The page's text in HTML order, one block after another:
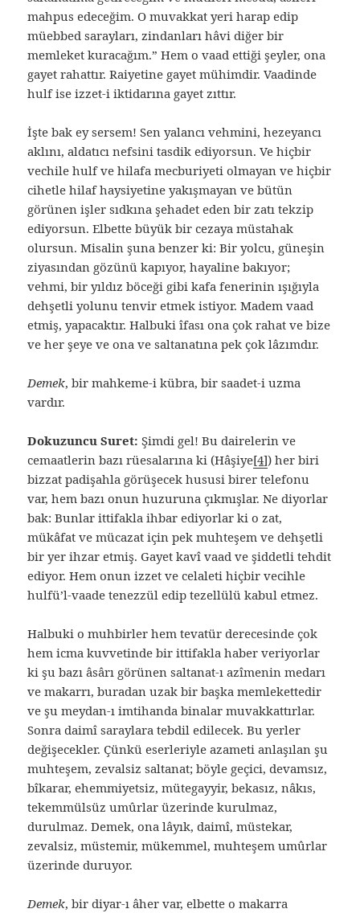
mahpus edeceğim. O muvakkat yeri harap edip
müebbed sarayları, zindanları hâvi diğer bir
memleket kuracağım.” Hem o vaad ettiği şeyler, ona
gayet rahattır. Raiyetine gayet mühimdir. Vaadinde
hulf ise izzet-i iktidarına gayet zıttır.
İşte bak ey sersem! Sen yalancı vehmini, hezeyancı
aklını, aldatıcı nefsini tasdik ediyorsun. Ve hiçbir
vechile hulf ve hilafa mecburiyeti olmayan ve hiçbir
cihetle hilaf haysiyetine yakışmayan ve bütün
görünen işler sıdkına şehadet eden bir zatı tekzip
ediyorsun. Elbette büyük bir cezaya müstahak
olursun. Misalin şuna benzer ki: Bir yolcu, güneşin
ziyasından gözünü kapıyor, hayaline bakıyor;
vehmi, bir yıldız böceği gibi kafa fenerinin ışığıyla
dehşetli yolunu tenvir etmek istiyor. Madem vaad
etmiş, yapacaktır. Halbuki îfası ona çok rahat ve bize
ve her şeye ve ona ve saltanatına pek çok lâzımdır.
Demek, bir mahkeme-i kübra, bir saadet-i uzma
vardır.
Dokuzuncu Suret: Şimdi gel! Bu dairelerin ve
cemaatlerin bazı rüesalarına ki (Hâşiye[4]) her biri
bizzat padişahla görüşecek hususi birer telefonu
var, hem bazı onun huzuruna çıkmışlar. Ne diyorlar
bak: Bunlar ittifakla ihbar ediyorlar ki o zat,
mükâfat ve mücazat için pek muhteşem ve dehşetli
bir yer ihzar etmiş. Gayet kavî vaad ve şiddetli tehdit
ediyor. Hem onun izzet ve celaleti hiçbir vecihle
hulfü’l-vaade tenezzül edip tezellülü kabul etmez.
Halbuki o muhbirler hem tevatür derecesinde çok
hem icma kuvvetinde bir ittifakla haber veriyorlar
ki şu bazı âsârı görünen saltanat-ı azîmenin medarı
ve makarrı, buradan uzak bir başka memlekettedir
ve şu meydan-ı imtihanda binalar muvakkattırlar.
Sonra daimî saraylara tebdil edilecek. Bu yerler
değişecekler. Çünkü eserleriyle azameti anlaşılan şu
muhteşem, zevalsiz saltanat; böyle geçici, devamsız,
bîkarar, ehemmiyetsiz, mütegayyir, bekasız, nâkıs,
tekemmülsüz umûrlar üzerinde kurulmaz,
durulmaz. Demek, ona lâyık, daimî, müstekar,
zevalsiz, müstemir, mükemmel, muhteşem umûrlar
üzerinde duruyor.
Demek, bir diyar-ı âher var, elbette o makarra